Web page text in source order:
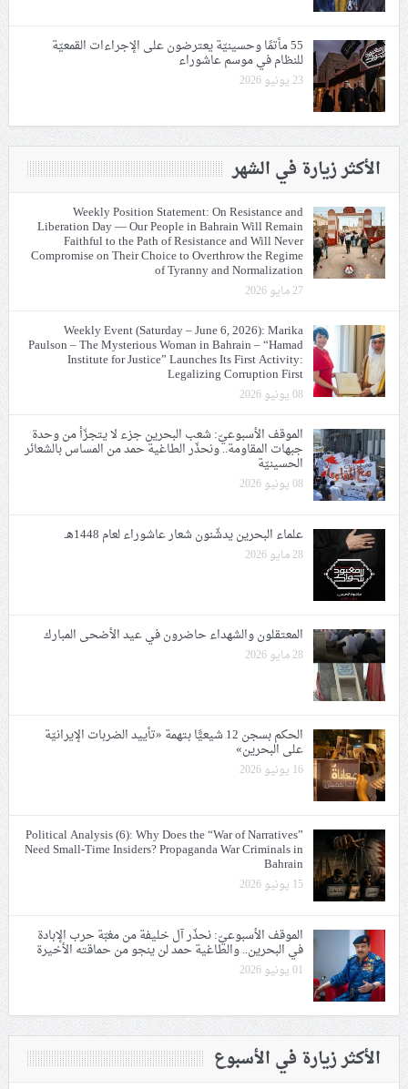
55 مأتمًا وحسينيّة يعترضون على الإجراءات القمعيّة
للنظام في موسم عاشوراء
23 يونيو 2026
الأكثر زيارة في الشهر
Weekly Position Statement: On Resistance and
Liberation Day — Our People in Bahrain Will Remain
Faithful to the Path of Resistance and Will Never
Compromise on Their Choice to Overthrow the Regime
of Tyranny and Normalization
27 مايو 2026
Weekly Event (Saturday – June 6, 2026): Marika
Paulson – The Mysterious Woman in Bahrain – “Hamad
Institute for Justice” Launches Its First Activity:
Legalizing Corruption First
08 يونيو 2026
الموقف الأسبوعيّ: شعب البحرين جزء لا يتجزّأ من وحدة
جبهات المقاومة.. ونحذّر الطاغية حمد من المساس بالشعائر
الحسينيّة
08 يونيو 2026
علماء البحرين يدشّنون شعار عاشوراء لعام 1448هـ
28 مايو 2026
المعتقلون والشهداء حاضرون في عيد الأضحى المبارك
28 مايو 2026
الحكم بسجن 12 شيعيًّا بتهمة «تأييد الضربات الإيرانيّة
على البحرين»
16 يونيو 2026
Political Analysis (6): Why Does the “War of Narratives”
Need Small-Time Insiders? Propaganda War Criminals in
Bahrain
15 يونيو 2026
الموقف الأسبوعيّ: نحذّر آل خليفة من مغبّة حرب الإبادة
في البحرين.. والطاغية حمد لن ينجو من حماقته الأخيرة
01 يونيو 2026
الأكثر زيارة في الأسبوع